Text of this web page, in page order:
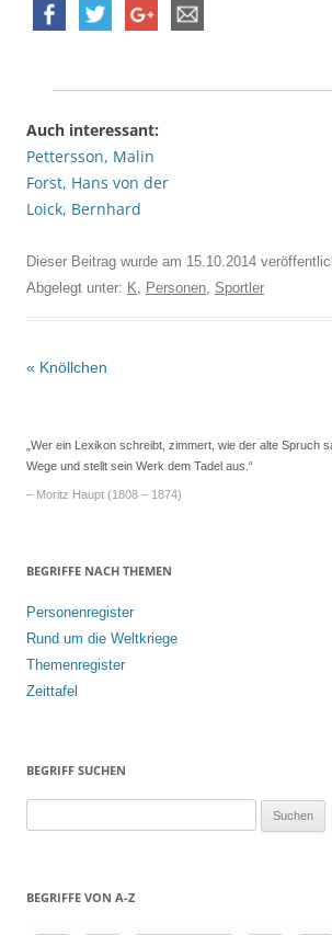
Auch interessant:
Pettersson, Malin
Forst, Hans von der
Loick, Bernhard
Dieser Beitrag wurde am 15.10.2014
Abgelegt unter: K, Personen, Sportler
Beitrags-
« Knöllchen
„Wer ein Lexikon schreibt, zimmert, wie der alte Spruch
Wege und stellt sein Werk dem Tadel aus.“
– Moritz Haupt (1808 – 1874)
BEGRIFFE NACH THEMEN
Personenregister
Rund um die Weltkriege
Themenregister
Zeittafel
BEGRIFF SUCHEN
h
BEGRIFFE VON A-Z